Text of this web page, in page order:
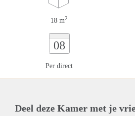
18 m2
08
Per direct
Deel deze Kamer met je